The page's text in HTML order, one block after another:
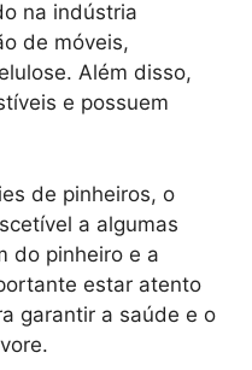
na indústria
de móveis,
Além disso,
e possuem
de pinheiros, o
a algumas
do pinheiro e a
estar atento
garantir a saúde e o